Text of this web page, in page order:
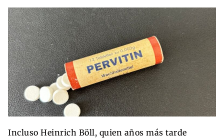
Incluso Heinrich Böll, quien años más tarde